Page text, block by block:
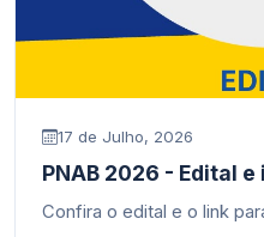
17 de Julho, 2026
PNAB 2026 - Edital
Confira o edital e o link